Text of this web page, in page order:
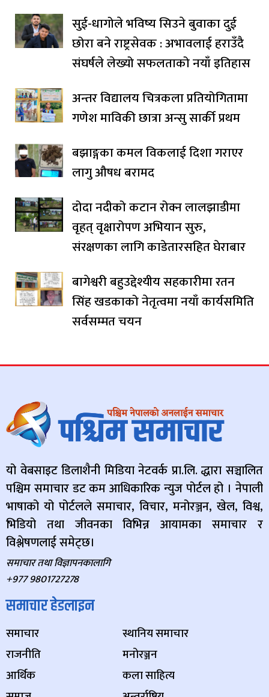
सुई-धागोले भविष्य सिउने बुवाका दुई
छोरा बने राष्ट्रसेवक : अभावलाई हराउँदै
संघर्षले लेख्यो सफलताको नयाँ इतिहास
अन्तर विद्यालय चित्रकला प्रतियोगितामा
गणेश माविकी छात्रा अन्सु सार्की प्रथम
बझाङ्गका कमल विकलाई दिशा गराएर
लागु औषध बरामद
दोदा नदीको कटान रोक्न लालझाडीमा
वृहत् वृक्षारोपण अभियान सुरु,
संरक्षणका लागि काडेतारसहित घेराबार
बागेश्वरी बहुउद्देश्यीय सहकारीमा रतन
सिंह खडकाको नेतृत्वमा नयाँ कार्यसमिति
सर्वसम्मत चयन
यो वेबसाइट डिलाशैनी मिडिया नेटवर्क प्रा.लि. द्धारा सञ्चालित
पश्चिम समाचार डट कम आधिकारिक न्युज पोर्टल हो । नेपाली
भाषाको यो पोर्टलले समाचार, विचार, मनोरञ्जन, खेल, विश्व,
भिडियो तथा जीवनका विभिन्न आयामका समाचार र
विश्लेषणलाई समेट्छ।
समाचार तथा विज्ञापनकालागि
+977 9801727278
समाचार हेडलाइन
समाचार
राजनीति
आर्थिक
स्थानिय समाचार
मनोरञ्जन
कला साहित्य